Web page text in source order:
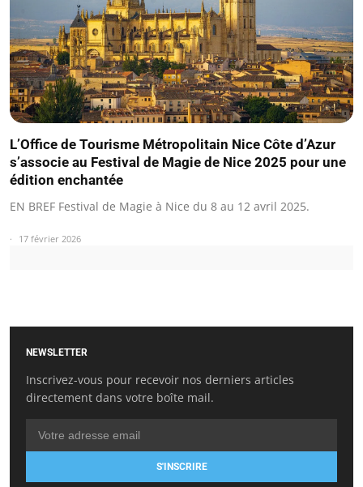
L’Office de Tourisme Métropolitain Nice Côte d’Azur
s’associe au Festival de Magie de Nice 2025 pour une
édition enchantée
EN BREF Festival de Magie à Nice du 8 au 12 avril 2025.
17 février 2026
NEWSLETTER
Inscrivez-vous pour recevoir nos derniers articles
directement dans votre boîte mail.
S'INSCRIRE